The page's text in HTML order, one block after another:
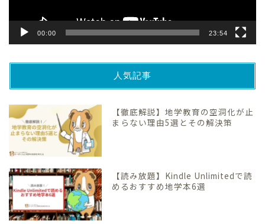
00:00 23:54
人気記事
【徹底解説】地学教育の空洞化が止
まらない理由5選とその解決策
【読み放題】Kindle Unlimitedで読
めるおすすめ地学本6選